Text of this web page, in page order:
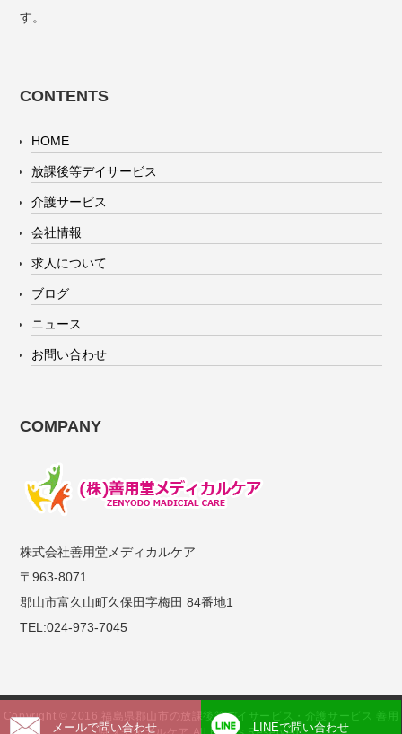
メールで問い合わせ LINEで問い合わせ
す。
CONTENTS
HOME
放課後等デイサービス
介護サービス
会社情報
求人について
ブログ
ニュース
お問い合わせ
COMPANY
株式会社善用堂メディカルケア
〒963-8071
郡山市富久山町久保田字梅田 84番地1
TEL:024-973-7045
Copyright © 2016 福島県郡山市の放課後等デイサービス・介護サービス 善用